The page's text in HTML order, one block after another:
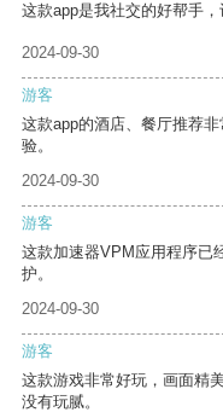
这款app是我社交的好帮手
2024-09-30
游客
这款app的酒店、餐厅推荐
验。
2024-09-30
游客
这款加速器VPM应用程序已
护。
2024-09-30
游客
这款游戏非常好玩，画面精
没有玩腻。